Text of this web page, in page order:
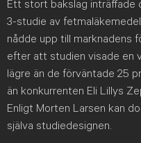
Ett stort bakslag inträffade
3-studie av
nådde upp till marknadens
efter att studien visade en
lägre än de förväntade 25
än konkurrenten Eli Lillys
Enligt Morten Larsen kan
själva studiedesignen.